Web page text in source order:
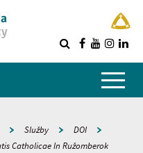
Služby
DOI
Catholicae In Ružomberok